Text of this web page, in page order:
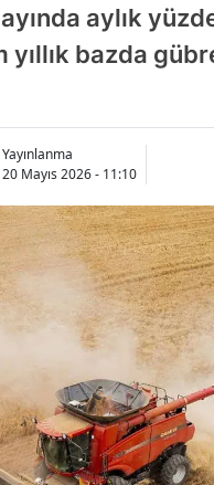
aylık
yıllık bazda
Yayınlanma
20 Mayıs 2026 - 11:10